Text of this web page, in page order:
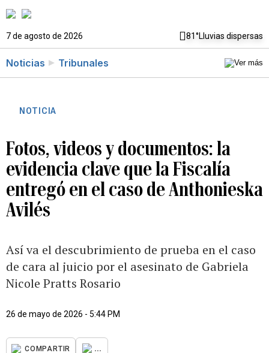
7 de agosto de 2026 81°Lluvias dispersas
Noticias Tribunales
NOTICIA
Fotos, videos y documentos: la
evidencia clave que la Fiscalía
entregó en el caso de Anthonieska
Avilés
Así va el descubrimiento de prueba en el caso
de cara al juicio por el asesinato de Gabriela
Nicole Pratts Rosario
26 de mayo de 2026 - 5:44 PM
COMPARTIR ...